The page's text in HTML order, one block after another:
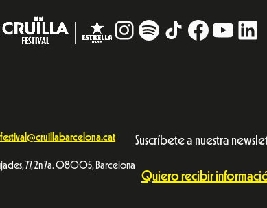
Instagram
# TikTokFacebook
festival@cruillabarcelona.cat
77, 2n 7a. 08005, Barcelona
Suscríbete a nuestra
Quiero recibir